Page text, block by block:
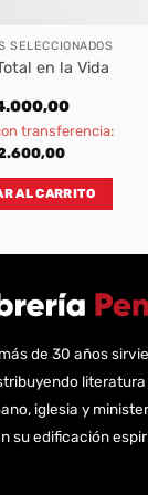
SELECCIONADOS
en la Vida
transferencia:
AL CARRITO
de 30 años
iglesia y
su edificación